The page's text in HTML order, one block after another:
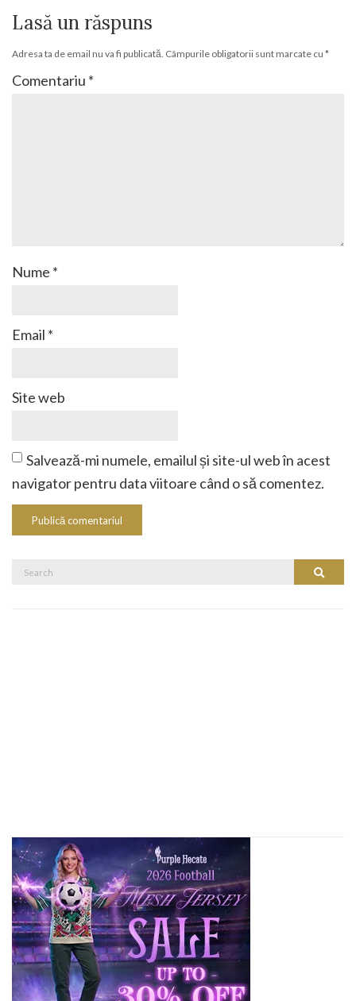
Lasă un răspuns
Adresa ta de email nu va fi publicată. Câmpurile obligatorii sunt marcate cu *
Comentariu *
Nume *
Email *
Site web
Salvează-mi numele, emailul și site-ul web în acest
navigator pentru data viitoare când o să comentez.
Search